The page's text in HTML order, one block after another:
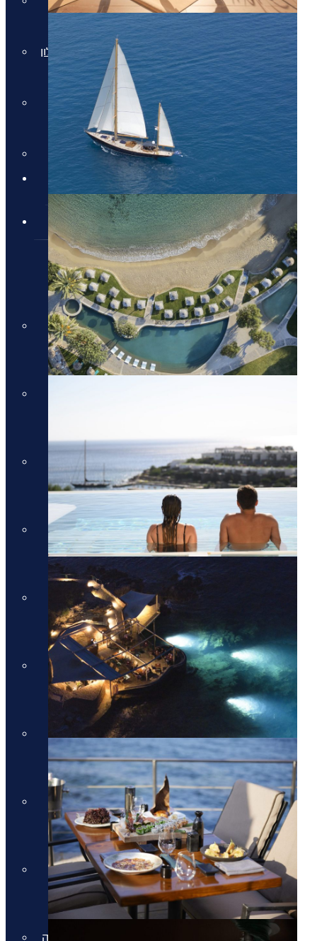
בכרתים
חבילות למלון Parklane Resort &
Spa
חבילות למלון Domes of
Elounda בכרתים
סקי יוקרתי
✦ חבילות מומלצות ✦
מלונות יוקרה
מלונות יוקרה
מלונות יוקרה
מלונות יוקרה בכרתים
מלונות יוקרה בכרתים
מלונות יוקרה באתונה
מלונות יוקרה באתונה
מלונות יוקרה בקפריסין
מלונות יוקרה בקפריסין
מלונות יוקרה בקוסטה נברינו
מלונות יוקרה בקוסטה נברינו
מלונות יוקרה במיקונוס
מלונות יוקרה במיקונוס
מלונות יוקרה בסנטוריני
מלונות יוקרה בסנטוריני
מלונות יוקרה בחלקידיקי
מלונות יוקרה בחלקידיקי
מלונות יוקרה ברודוס
מלונות יוקרה ברודוס
מלונות יוקרה בריביירה של אתונה